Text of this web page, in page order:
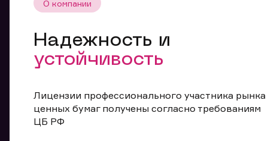
О компании
Надежность и
устойчивость
Лицензии профессионального участника рынка
ценных бумаг получены согласно требованиям
ЦБ РФ